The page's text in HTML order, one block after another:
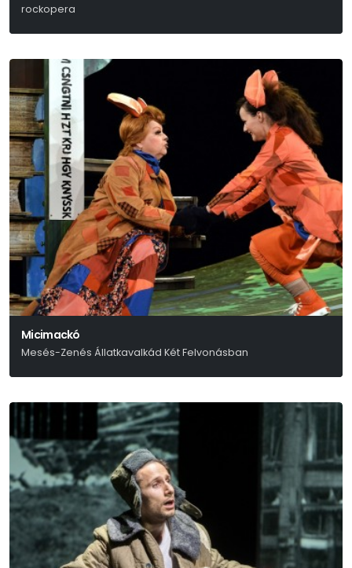
rockopera
Micimackó
Mesés-Zenés Állatkavalkád Két Felvonásban